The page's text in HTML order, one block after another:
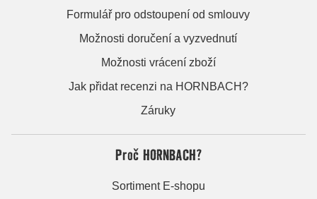
Formulář pro odstoupení od smlouvy
Možnosti doručení a vyzvednutí
Možnosti vrácení zboží
Jak přidat recenzi na HORNBACH?
Záruky
Proč HORNBACH?
Sortiment E-shopu